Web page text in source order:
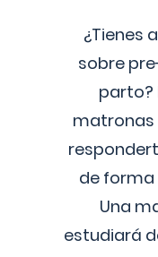
¿Tienes
sobre
parto?
matronas
de
Una
estudiará